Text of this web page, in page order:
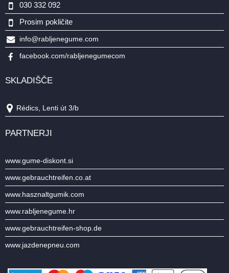
030 332 092
Prosim pokličite
info@rabljenegume.com
facebook.com/rabljenegumecom
SKLADIŠČE
Rédics, Lenti út 3/b
PARTNERJI
www.gume-diskont.si
www.gebrauchtreifen.co.at
www.hasznaltgumik.com
www.rabljenegume.hr
www.gebrauchtreifen-shop.de
www.jazdenepneu.com